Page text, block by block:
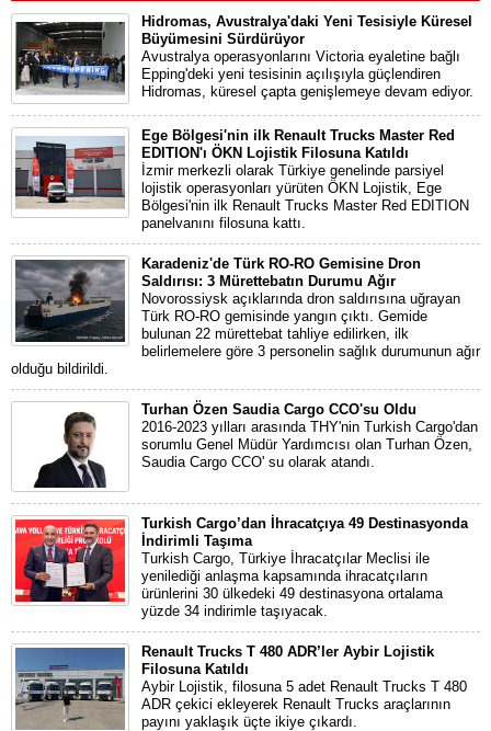
Hidromas, Avustralya'daki Yeni Tesisiyle Küresel
Büyümesini Sürdürüyor
Avustralya operasyonlarını Victoria eyaletine bağlı
Epping'deki yeni tesisinin açılışıyla güçlendiren
Hidromas, küresel çapta genişlemeye devam ediyor.
Ege Bölgesi'nin ilk Renault Trucks Master Red
EDITION'ı ÖKN Lojistik Filosuna Katıldı
İzmir merkezli olarak Türkiye genelinde parsiyel
lojistik operasyonları yürüten ÖKN Lojistik, Ege
Bölgesi'nin ilk Renault Trucks Master Red EDITION
panelvanını filosuna kattı.
Karadeniz'de Türk RO-RO Gemisine Dron
Saldırısı: 3 Mürettebatın Durumu Ağır
Novorossiysk açıklarında dron saldırısına uğrayan
Türk RO-RO gemisinde yangın çıktı. Gemide
bulunan 22 mürettebat tahliye edilirken, ilk
belirlemelere göre 3 personelin sağlık durumunun ağır
olduğu bildirildi.
Turhan Özen Saudia Cargo CCO'su Oldu
2016-2023 yılları arasında THY'nin Turkish Cargo'dan
sorumlu Genel Müdür Yardımcısı olan Turhan Özen,
Saudia Cargo CCO' su olarak atandı.
Turkish Cargo’dan İhracatçıya 49 Destinasyonda
İndirimli Taşıma
Turkish Cargo, Türkiye İhracatçılar Meclisi ile
yenilediği anlaşma kapsamında ihracatçıların
ürünlerini 30 ülkedeki 49 destinasyona ortalama
yüzde 34 indirimle taşıyacak.
Renault Trucks T 480 ADR’ler Aybir Lojistik
Filosuna Katıldı
Aybir Lojistik, filosuna 5 adet Renault Trucks T 480
ADR çekici ekleyerek Renault Trucks araçlarının
payını yaklaşık üçte ikiye çıkardı.